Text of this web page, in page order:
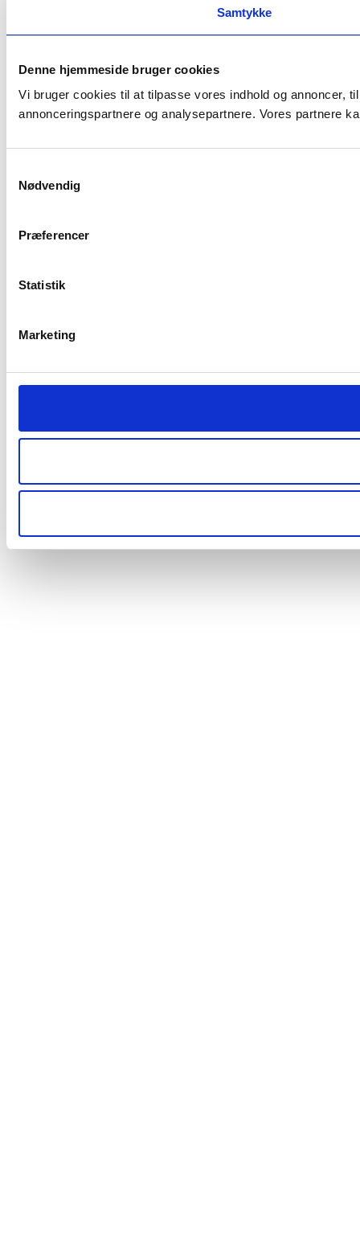
Samtykke
Denne hjemmeside bruger cookies
Vi bruger cookies til at tilpasse vores indhold og annoncer,
annonceringspartnere og analysepartnere. Vores partnere
Nødvendig
Præferencer
Statistik
Marketing